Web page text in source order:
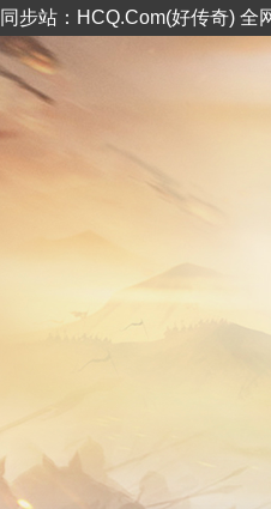
同步站：HCQ.Com(好传奇)